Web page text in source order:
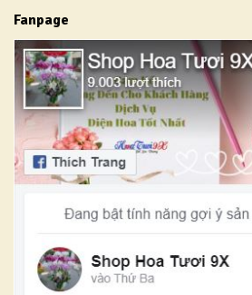
Fanpage